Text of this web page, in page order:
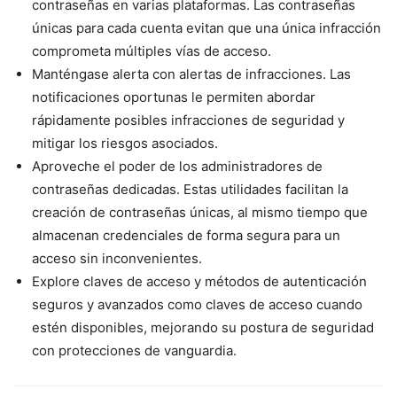
contraseñas en varias plataformas. Las contraseñas
únicas para cada cuenta evitan que una única infracción
comprometa múltiples vías de acceso.
Manténgase alerta con alertas de infracciones. Las
notificaciones oportunas le permiten abordar
rápidamente posibles infracciones de seguridad y
mitigar los riesgos asociados.
Aproveche el poder de los administradores de
contraseñas dedicadas. Estas utilidades facilitan la
creación de contraseñas únicas, al mismo tiempo que
almacenan credenciales de forma segura para un
acceso sin inconvenientes.
Explore claves de acceso y métodos de autenticación
seguros y avanzados como claves de acceso cuando
estén disponibles, mejorando su postura de seguridad
con protecciones de vanguardia.